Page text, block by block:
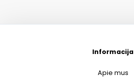
Informacija
Apie mus